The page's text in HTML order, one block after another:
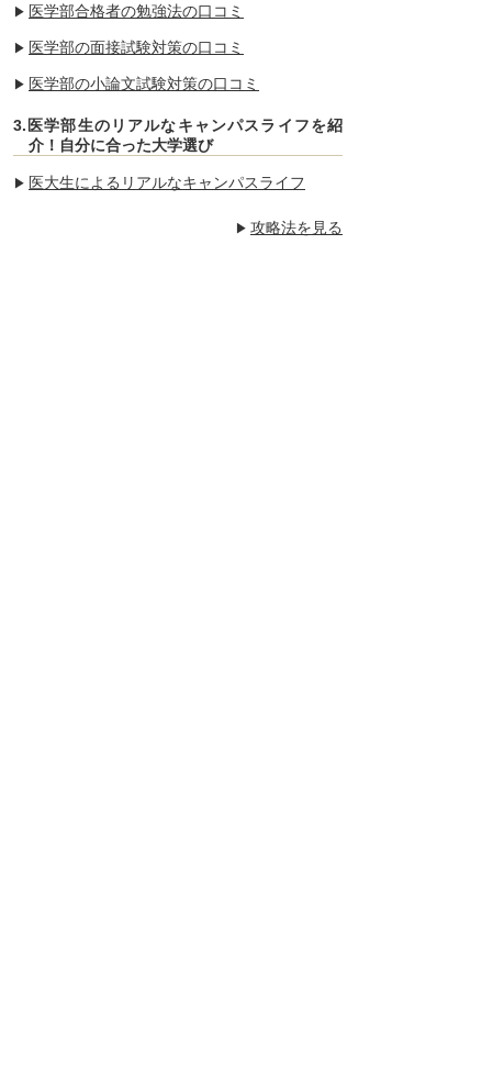
医学部合格者の勉強法の口コミ
医学部の面接試験対策の口コミ
医学部の小論文試験対策の口コミ
3.医学部生のリアルなキャンパスライフを紹
介！自分に合った大学選び
医大生によるリアルなキャンパスライフ
攻略法を見る